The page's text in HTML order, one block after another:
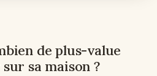
de plus-value
sa maison ?